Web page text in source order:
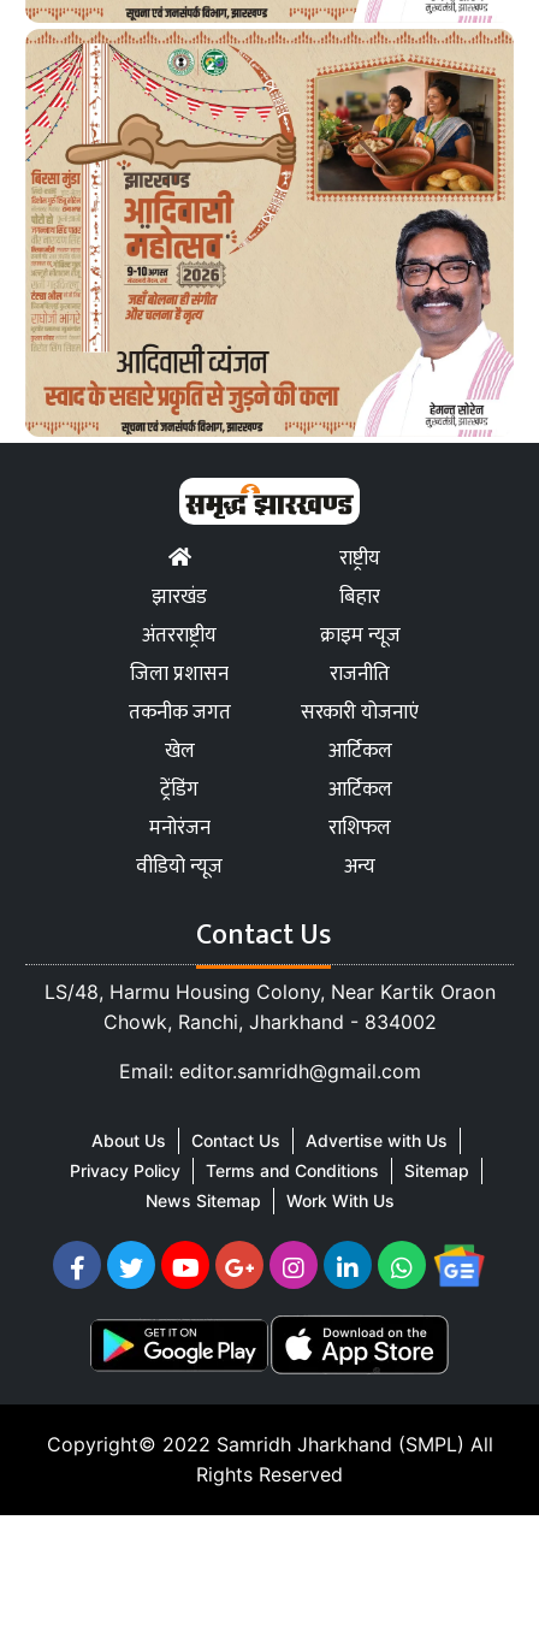
राष्ट्रीय
झारखंड
बिहार
अंतरराष्ट्रीय
क्राइम न्यूज
जिला प्रशासन
राजनीति
तकनीक जगत
सरकारी योजनाएं
खेल
आर्टिकल
ट्रेंडिंग
आर्टिकल
मनोरंजन
राशिफल
वीडियो न्यूज
अन्य
Contact Us
LS/48, Harmu Housing Colony, Near Kartik Oraon
Chowk, Ranchi, Jharkhand - 834002
Email: editor.samridh@gmail.com
About Us Contact Us
Advertise with Us
Privacy Policy
Terms and Conditions
Sitemap
News Sitemap
Work With Us
Copyright© 2022 Samridh Jharkhand (SMPL) All
Rights Reserved